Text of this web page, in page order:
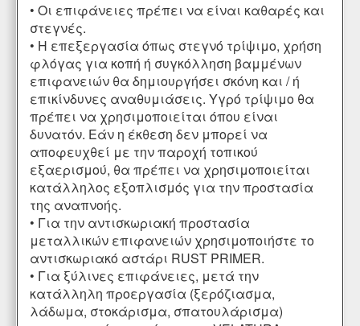
• Οι επιφάνειες πρέπει να είναι καθαρές και
στεγνές.
• Η επεξεργασία όπως στεγνό τρίψιμο, χρήση
φλόγας για κοπή ή συγκόλληση βαμμένων
επιφανειών θα δημιουργήσει σκόνη και / ή
επικίνδυνες αναθυμιάσεις. Υγρό τρίψιμο θα
πρέπει να χρησιμοποιείται όπου είναι
δυνατόν. Εάν η έκθεση δεν μπορεί να
αποφευχθεί με την παροχή τοπικού
εξαερισμού, θα πρέπει να χρησιμοποιείται
κατάλληλος εξοπλισμός για την προστασία
της αναπνοής.
• Για την αντισκωριακή προστασία
μεταλλικών επιφανειών χρησιμοποιήστε το
αντισκωριακό αστάρι RUST PRIMER.
• Για ξύλινες επιφάνειες, μετά την
κατάλληλη προεργασία (ξερόζιασμα,
λάδωμα, στοκάρισμα, σπατουλάρισμα)